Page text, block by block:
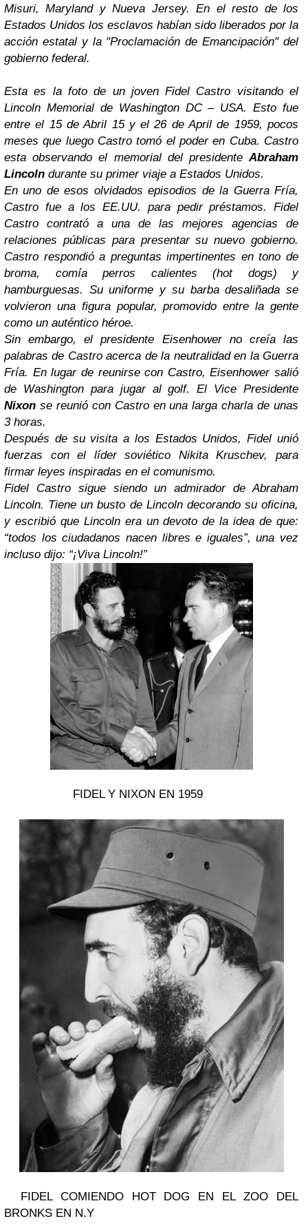
Misuri, Maryland y Nueva Jersey. En el resto de los
Estados Unidos los esclavos habían sido liberados por la
acción estatal y la "Proclamación de Emancipación" del
gobierno federal.
Esta es la foto de un joven Fidel Castro visitando el
Lincoln Memorial de Washington DC – USA. Esto fue
entre el 15 de Abril 15 y el 26 de April de 1959, pocos
meses que luego Castro tomó el poder en Cuba. Castro
esta observando el memorial del presidenteAbraham
Lincoln durante su primer viaje a Estados Unidos.
En uno de esos olvidados episodios de la Guerra Fría,
Castro fue a los EE.UU. para pedir préstamos. Fidel
Castro contrató a una de las mejores agencias de
relaciones públicas para presentar su nuevo gobierno.
Castro respondió a preguntas impertinentes en tono de
broma, comía perros calientes (hot dogs) y
hamburguesas. Su uniforme y su barba desaliñada se
volvieron una figura popular, promovido entre la gente
como un auténtico héroe.
Sin embargo, el presidente Eisenhower no creía las
palabras de Castro acerca de la neutralidad en la Guerra
Fría. En lugar de reunirse con Castro, Eisenhower salió
de Washington para jugar al golf. El Vice Presidente
Nixon se reunió con Castro en una larga charla de unas
3 horas.
Después de su visita a los Estados Unidos, Fidel unió
fuerzas con el líder soviético Nikita Kruschev, para
firmar leyes inspiradas en el comunismo.
Fidel Castro sigue siendo un admirador de Abraham
Lincoln. Tiene un busto de Lincoln decorando su oficina,
y escribió que Lincoln era un devoto de la idea de que:
“todos los ciudadanos nacen libres e iguales”, una vez
incluso dijo: “¡Viva Lincoln!”
FIDEL Y NIXON EN 1959
FIDEL COMIENDO HOT DOG EN EL ZOO DEL
BRONKS EN N.Y